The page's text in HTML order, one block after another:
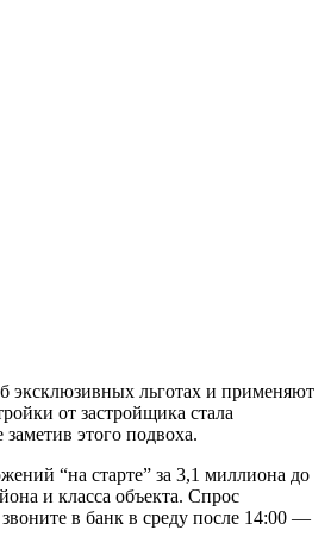
эксклюзивных льготах и применяют
от застройщика стала
этого подвоха.
“на старте” за 3,1 миллиона до
и класса объекта. Спрос
в банк в среду после 14:00 —